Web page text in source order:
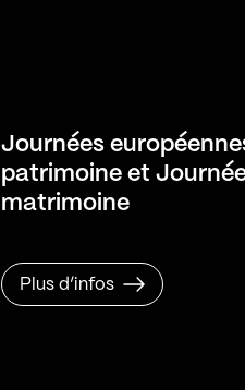
Journées
patrimoine et
matrimoine
Plus d’infos